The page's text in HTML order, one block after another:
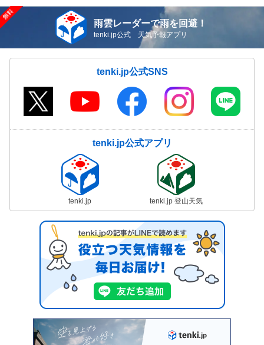
雨雲レーダーで雨を回避！
tenki.jp公式 天気予報アプリ
tenki.jp公式SNS
tenki.jp公式アプリ
tenki.jp tenki.jp 登山天気